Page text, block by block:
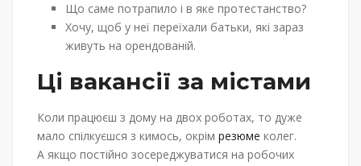
Що саме потрапило і в яке протестанство?
Хочу, щоб у неї переїхали батьки, які зараз
живуть на орендованій.
Ці вакансії за містами
Коли працюєш з дому на двох роботах, то дуже
мало спілкуєшся з кимось, окрім резюме колег.
А якщо постійно зосереджуватися на робочих